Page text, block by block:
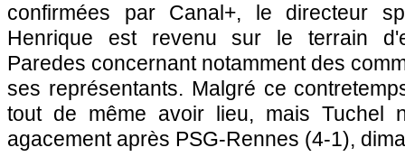
confirmées par Canal+, le directeur
Henrique est revenu sur le terrain
Paredes concernant notamment des
ses représentants. Malgré ce
tout de même avoir lieu, mais Tuchel
agacement après PSG-Rennes (4-1),